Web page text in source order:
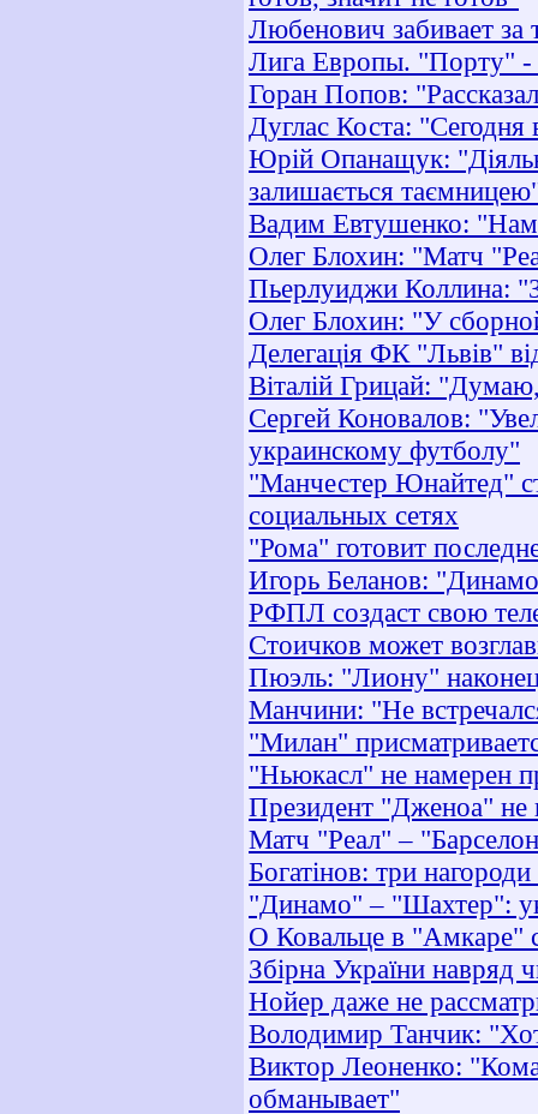
Любенович забивает
Лига Европы. "Порту" -
Горан Попов:
Дуглас Коста:
Юрій Опанащук:
залишається
Вадим Евтушенко:
Олег Блохин: "Матч
Пьерлуиджи Коллина:
Олег Блохин: "У
Делегація ФК "Львів"
Віталій Грицай:
Сергей Коновалов:
украинскому футболу"
"Манчестер Юнайтед"
социальных сетях
"Рома" готовит
Игорь Беланов:
РФПЛ создаст свою
Стоичков может
Пюэль: "Лиону"
Манчини: "Не
"Милан"
"Ньюкасл" не намерен
Президент "Дженоа" не
Матч "Реал" –
Богатінов: три
"Динамо" – "Шахтер":
О Ковальце в "Амкаре"
Збірна України навряд
Нойер даже не
Володимир Танчик:
Виктор Леоненко:
обманывает"